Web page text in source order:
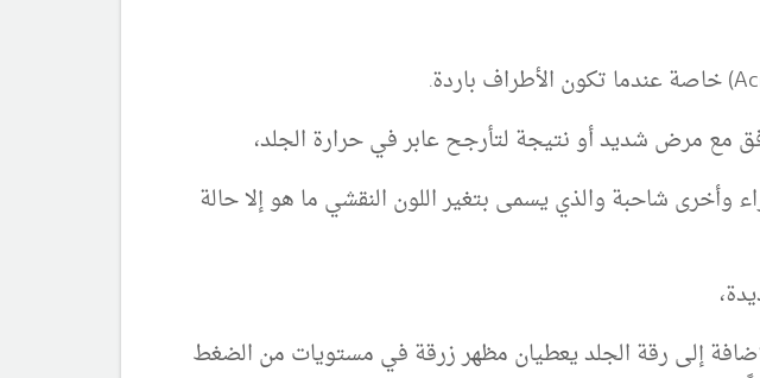
شاحبة والذي يسمى بتغير اللون النقشي ما هو إلا حالة
إلى رقة الجلد يعطيان مظهر زرقة في مستويات من الضغط